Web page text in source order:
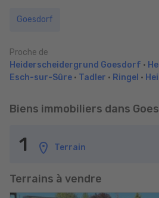
Goesdorf
Proche de
Heiderscheidergrund Goesdorf •
Esch-sur-Sûre • Tadler • Ringel •
Biens immobiliers dans
1 Terrain
Terrains à vendre